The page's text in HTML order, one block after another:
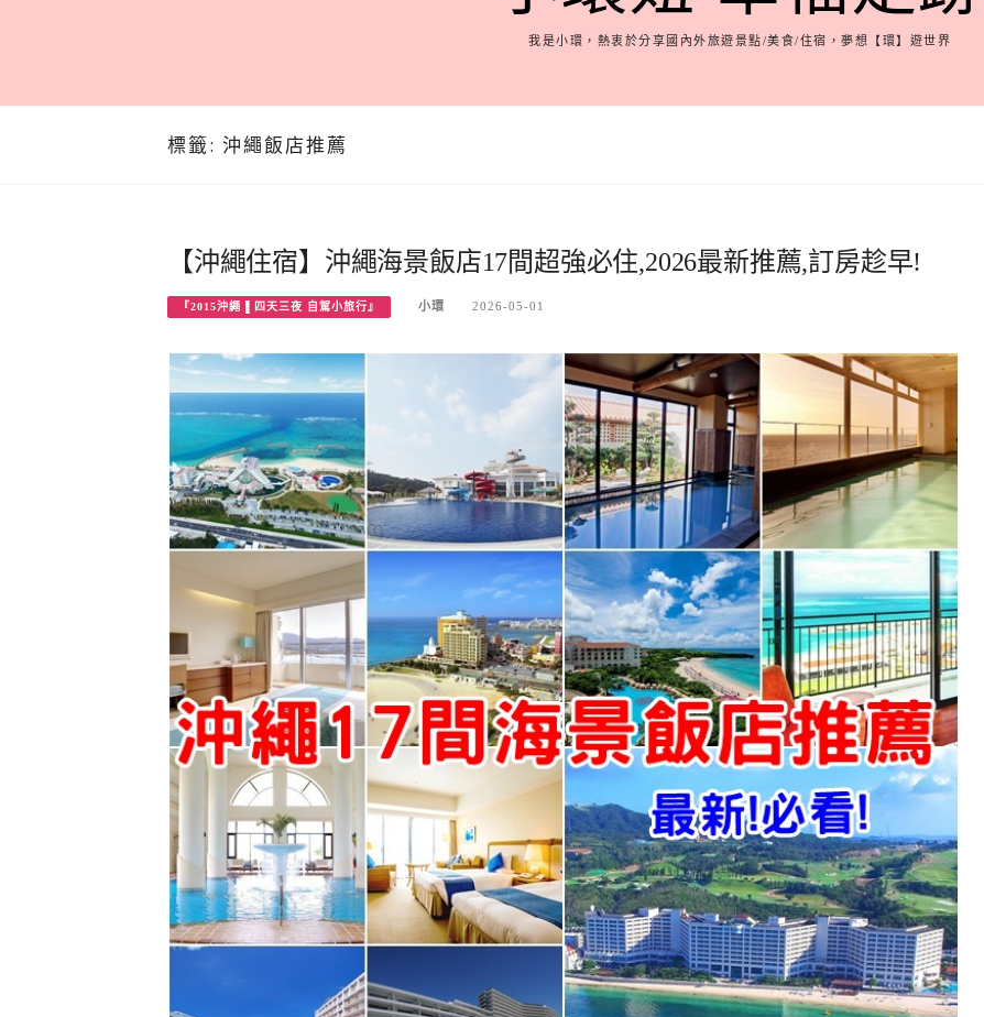
我是小環，熱衷於分享國內外旅遊景點/美食/住宿，夢想【環】遊世界
標籤: 沖繩飯店推薦
【沖繩住宿】沖繩海景飯店17間超強必住,2026最新推薦,訂房趁早!
『2015沖繩 ▌四天三夜 自駕小旅行』 小環 2026-05-01